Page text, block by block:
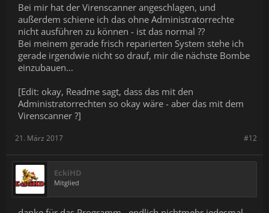
Bei mir hat der Virenscanner angeschlagen, und
außerdem schiene ich das ohne Administratorrechte
nicht ausführen zu können - ist das normal ??
Bei meinem gerade frisch reparierten System stehe ich
gerade irgendwie nicht so drauf, mir die nächste Bombe
einzubauen...
[Edit: okay, Readme sagt, dass das mit den
Administratorrechten so okay wäre - aber das mit dem
Virenscanner ?]
#12
21. März 2017
EckiHD
Mitglied